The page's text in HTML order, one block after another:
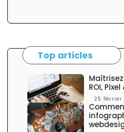
n
l
a
é
a
e
Top articles
ROI,
25 février